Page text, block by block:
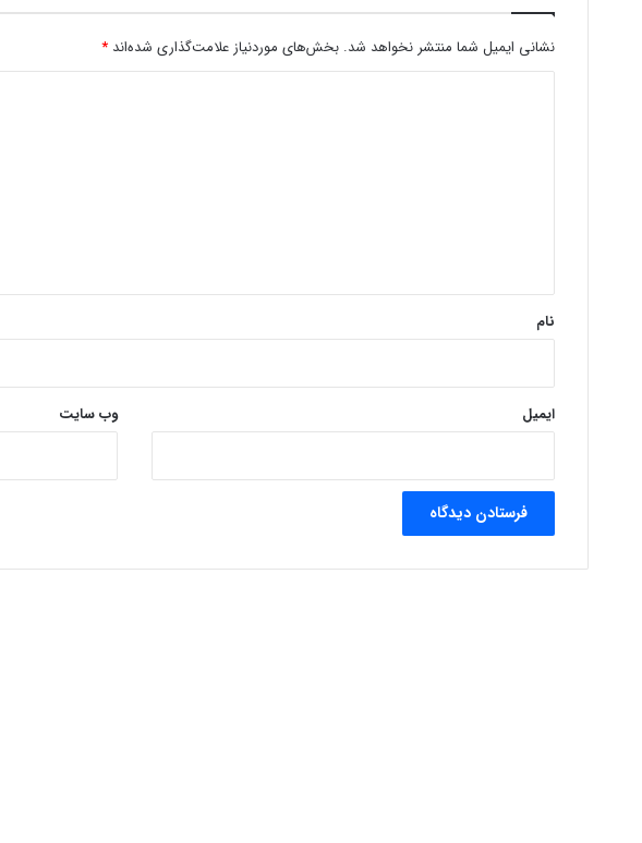
نشانی ایمیل شما منتشر نخواهد شد. بخش‌های موردنیاز علامت‌گذاری شده‌اند *
نام
ایمیل وب‌ سایت